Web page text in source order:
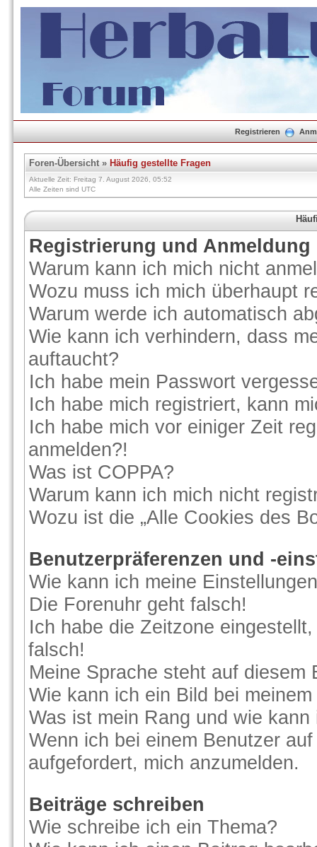
Registrieren
Foren-Übersicht» Häufig gestellte Fragen
Aktuelle Zeit: Freitag 7. August 2026, 05:52
Alle Zeiten sind UTC
Registrierung und Anmeldung
Warum kann ich mich nicht
Wozu muss ich mich überhaupt
Warum werde ich automatisch
Wie kann ich verhindern, dass
auftaucht?
Ich habe mein Passwort
Ich habe mich registriert, kann
Ich habe mich vor einiger Zeit
anmelden?!
Was ist COPPA?
Warum kann ich mich nicht
Wozu ist die „Alle Cookies des
Benutzerpräferenzen und -
Wie kann ich meine
Die Forenuhr geht falsch!
Ich habe die Zeitzone
falsch!
Meine Sprache steht auf diesem
Wie kann ich ein Bild bei
Was ist mein Rang und wie
Wenn ich bei einem Benutzer
aufgefordert, mich anzumelden.
Beiträge schreiben
Wie schreibe ich ein Thema?